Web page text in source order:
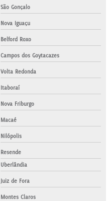
São Gonçalo
Nova Iguaçu
Belford Roxo
Campos dos Goytacazes
Volta Redonda
Itaboraí
Nova Friburgo
Macaé
Nilópolis
Resende
Uberlândia
Juiz de Fora
Montes Claros